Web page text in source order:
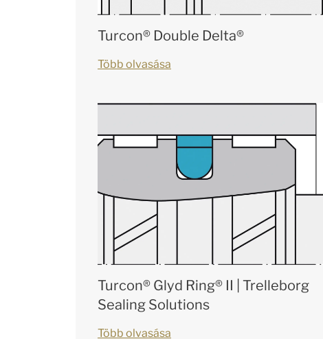
Turcon® Double Delta®
Több olvasása
Turcon® Glyd Ring® II | Trelleborg
Sealing Solutions
Több olvasása